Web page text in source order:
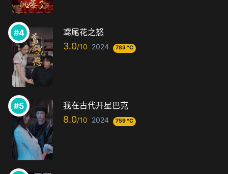
鸢尾花之怒
3.0 2024 783 °C
我在古代开星巴克
8.0 2024 759 °C